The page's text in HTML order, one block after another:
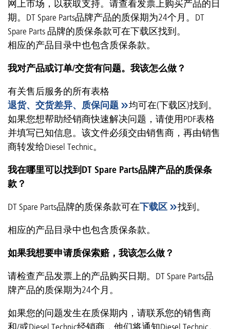
网上市场，以获取支持。请查看发票上购买产品的日
期。DT Spare Parts品牌产品的质保期为24个月。DT
Spare Parts 品牌的质保条款可在下载区找到。
相应的产品目录中也包含质保条款。
我对产品或订单/交货有问题。我该怎么做？
有关售后服务的所有表格
退货、交货差异、质保问题
均可在(下载区)找到。
如果您想帮助经销商快速解决问题，请使用PDF表格
并填写已知信息。该文件必须交由销售商，再由销售
商转发给Diesel Technic。
我在哪里可以找到DT Spare Parts品牌产品的质保条
款？
DT Spare Parts品牌的质保条款可在下载区 找到。
相应的产品目录中也包含质保条款。
如果我想要申请质保索赔，我该怎么做？
请检查产品发票上的产品购买日期。DT Spare Parts品
牌产品的质保期为24个月。
如果您的问题发生在质保期内，请联系您的销售商